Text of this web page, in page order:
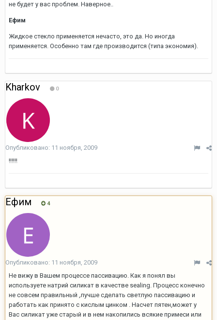
не будет у вас проблем. Наверное..
Ефим
Жидкое стекло применяется нечасто, это да. Но иногда
применяется. Особенно там где производится (типа экономия).
Kharkov 0
Опубликовано: 11 ноября, 2009
!!!!!!
Ефим 4
Опубликовано: 11 ноября, 2009
Не вижу в Вашем процессе пассивацию. Как я понял вы
используете натрий силикат в качестве sealing. Процесс конечно
не совсем правильный ,лучше сделать светлую пассивацию и
работать как принято с кислым цинком . Насчет пятен,может у
Вас силикат уже старый и в нем накопились всякие примеси или